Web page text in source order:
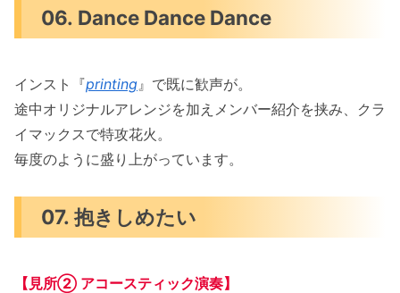
06. Dance Dance Dance
インスト『printing 』で既に歓声が。
途中オリジナルアレンジを加えメンバー紹介を挟み、クラ
イマックスで特攻花火。
毎度のように盛り上がっています。
07. 抱きしめたい
【見所② アコースティック演奏】